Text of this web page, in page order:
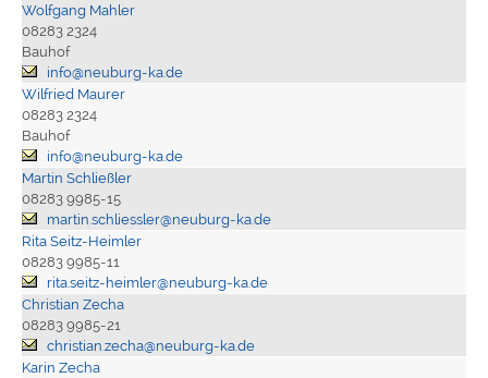
Wolfgang Mahler
08283 2324
Bauhof
info@neuburg-ka.de
Wilfried Maurer
08283 2324
Bauhof
info@neuburg-ka.de
Martin Schließler
08283 9985-15
martin.schliessler@neuburg-ka.de
Rita Seitz-Heimler
08283 9985-11
rita.seitz-heimler@neuburg-ka.de
Christian Zecha
08283 9985-21
christian.zecha@neuburg-ka.de
Karin Zecha